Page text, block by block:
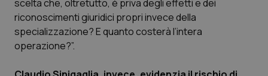
Marche
Molise
Donna & Salute
Epatiti
scelta che, oltretutto, è priva degli effetti e dei
riconoscimenti giuridici propri invece della
specializzazione? E quanto costerà l’intera
operazione?”.